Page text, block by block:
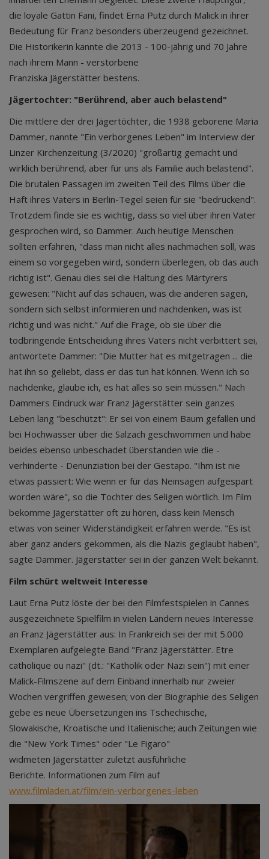
die loyale Gattin Fani, findet Erna Putz durch Malick in ihrer
Bedeutung für Franz besonders überzeugend gezeichnet.
Die Historikerin kannte die 2013 - 100-jährig und 70 Jahre
nach ihrem Mann - verstorbene
Franziska Jägerstätter bestens.
Jägertochter: "Berührend, aber auch belastend"
Die mittlere der drei Jägertöchter, die 1938 geborene Maria
Dammer, nannte "Ein verborgenes Leben" im Interview der
Linzer Kirchenzeitung (3/2020) "großartig gemacht und
wirklich berührend, aber für uns als Familie auch belastend".
Die brutalen Passagen im zweiten Teil des Films über die
Haft ihres Vaters in Berlin-Tegel seien für sie "bedrückend".
Trotzdem finde sie es wichtig, dass so viel über ihren Vater
gesprochen wird, so Dammer. Auch heutige Menschen
sollten erfahren, "dass man nicht alles nachmachen soll, was
einem so vorgegeben wird, sondern überlegen, ob das auch
richtig ist". Genau dies sei die Haltung des Märtyrers
gewesen: "Nicht auf das schauen, was die anderen sagen,
sondern sich selbst informieren und nachdenken, was ist
richtig und was nicht." Auf die Frage, ob sie über die
todbringende Entscheidung ihres Vaters nicht verbittert sei,
antwortete Dammer: "Die Mutter hat es mitgetragen ... die
hat ihn so geliebt, dass er das tun hat können. Wenn ich so
nachdenke, glaube ich, es hat alles so sein müssen." Nach
Dammers Eindruck war Franz Jägerstätter sein ganzes
Leben lang "beschützt": Er sei von einem Baum gefallen und
bei Hochwasser über die Salzach geschwommen und habe
beides ebenso unbeschadet überstanden wie die -
verhinderte - Denunziation bei der Gestapo. "Ihm ist nie
etwas passiert: Wie wenn er für das Neinsagen aufgespart
worden wäre", so die Tochter des Seligen wörtlich. Im Film
bekomme Jägerstätter oft zu hören, dass kein Mensch
etwas von seiner Widerständigkeit erfahren werde. "Es ist
aber ganz anders gekommen, als die Nazis geglaubt haben",
sagte Dammer. Jägerstätter sei in der ganzen Welt bekannt.
Film schürt weltweit Interesse
Laut Erna Putz löste der bei den Filmfestspielen in Cannes
ausgezeichnete Spielfilm in vielen Ländern neues Interesse
an Franz Jägerstätter aus: In Frankreich sei der mit 5.000
Exemplaren aufgelegte Band "Franz Jägerstätter. Etre
catholique ou nazi" (dt.: "Katholik oder Nazi sein") mit einer
Malick-Filmszene auf dem Einband innerhalb nur zweier
Wochen vergriffen gewesen; von der Biographie des Seligen
gebe es neue Übersetzungen ins Tschechische,
Slowakische, Kroatische und Italienische; auch Zeitungen wie
die "New York Times" oder "Le Figaro"
widmeten Jägerstätter zuletzt ausführliche
Berichte. Informationen zum Film auf
www.filmladen.at/film/ein-verborgenes-leben